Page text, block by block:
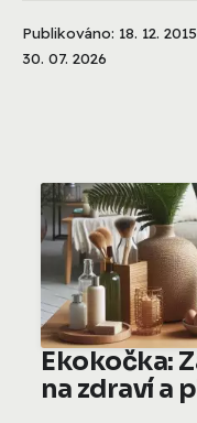
Publikováno: 18. 12.
30. 07. 2026
Ekokočka:
na zdraví a